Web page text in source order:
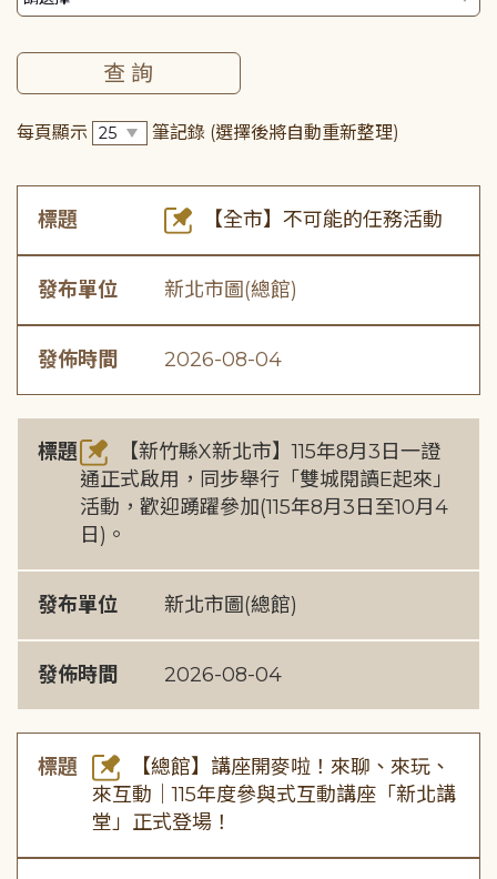
每頁顯示 筆記錄 (選擇後將自動重新整理)
標題 【全市】不可能的任務活動
發布單位 新北市圖(總館)
發佈時間 2026-08-04
標題
【新竹縣X新北市】115年8月3日一證
通正式啟用，同步舉行「雙城閱讀E起來」
活動，歡迎踴躍參加(115年8月3日至10月4
日)。
發布單位 新北市圖(總館)
發佈時間 2026-08-04
標題
【總館】講座開麥啦！來聊、來玩、
來互動｜115年度參與式互動講座「新北講
堂」正式登場！